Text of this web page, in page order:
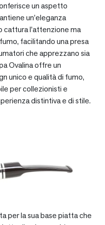
un aspetto
un’eleganza
cattura l’attenzione ma
facilitando una presa
che apprezzano sia
Ovalina offre un
unico e qualità di fumo,
per collezionisti e
distintiva e di stile.
per la sua base piatta che